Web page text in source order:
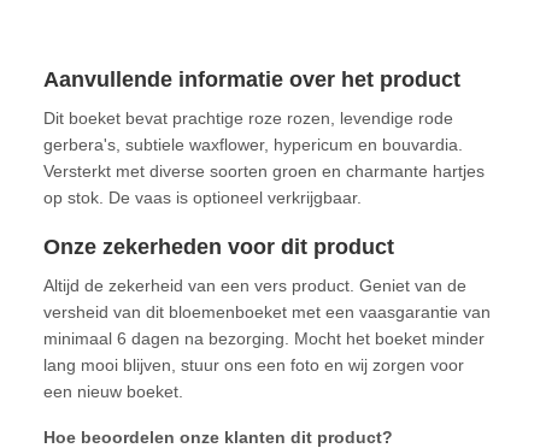
Aanvullende informatie over het product
Dit boeket bevat prachtige roze rozen, levendige rode
gerbera's, subtiele waxflower, hypericum en bouvardia.
Versterkt met diverse soorten groen en charmante hartjes
op stok. De vaas is optioneel verkrijgbaar.
Onze zekerheden voor dit product
Altijd de zekerheid van een vers product. Geniet van de
versheid van dit bloemenboeket met een vaasgarantie van
minimaal 6 dagen na bezorging. Mocht het boeket minder
lang mooi blijven, stuur ons een foto en wij zorgen voor
een nieuw boeket.
Hoe beoordelen onze klanten dit product?